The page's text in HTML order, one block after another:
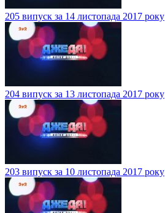
205 випуск за 14 листопада 2017 року
204 випуск за 13 листопада 2017 року
203 випуск за 10 листопада 2017 року